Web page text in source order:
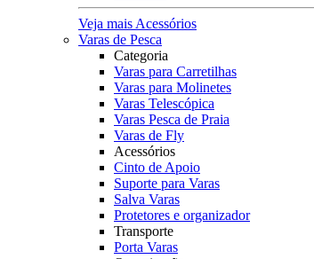
Veja mais Acessórios
Varas de Pesca
Categoria
Varas para Carretilhas
Varas para Molinetes
Varas Telescópica
Varas Pesca de Praia
Varas de Fly
Acessórios
Cinto de Apoio
Suporte para Varas
Salva Varas
Protetores e organizador
Transporte
Porta Varas